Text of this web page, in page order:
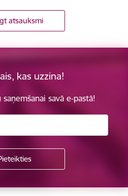
atsauksmi
kas uzzina!
savā e-pastā!